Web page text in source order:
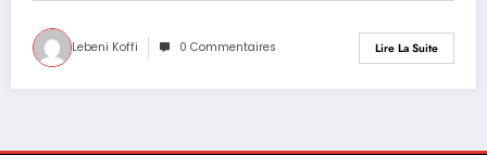
Lebeni Koffi 0 Commentaires Lire La Suite